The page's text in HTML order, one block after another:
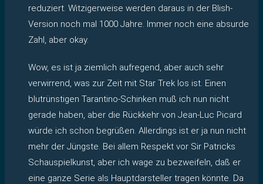
reduziert. Witzigerweise werden daraus in der Blish-
Version noch mal 1000 Jahre. Immer noch eine absurde
Zahl, aber okay.
Wow, es ist ja ziemlich aufregend, aber auch sehr
verwirrend, was zur Zeit mit Star Trek los ist. Einen
blutrünstigen Tarantino-Schinken muß ich nun nicht
gerade haben, aber die Rückkehr von Jean-Luc Picard
würde ich schon begrüßen. Allerdings ist er ja nun nicht
mehr der Jüngste. Bei allem Respekt vor Sir Patricks
Schauspielkunst, aber ich wage zu bezweifeln, daß er
eine ganze Serie als Hauptdarsteller tragen könnte. Da